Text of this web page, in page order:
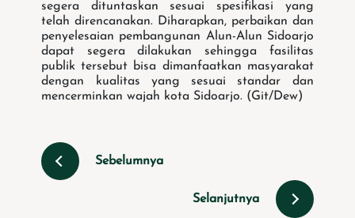
segera dituntaskan sesuai spesifikasi yang
telah direncanakan. Diharapkan, perbaikan dan
penyelesaian pembangunan Alun-Alun Sidoarjo
dapat segera dilakukan sehingga fasilitas
publik tersebut bisa dimanfaatkan masyarakat
dengan kualitas yang sesuai standar dan
mencerminkan wajah kota Sidoarjo. (Git/Dew)
Sebelumnya
Selanjutnya